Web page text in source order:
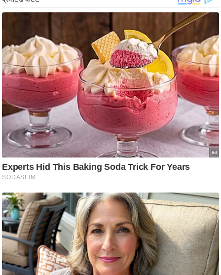
a
n
g
N
e
w
s
ला
इ
फ
स्टा
इ
टे
क्नॉ
लॉ
जी
ब्यू
टी